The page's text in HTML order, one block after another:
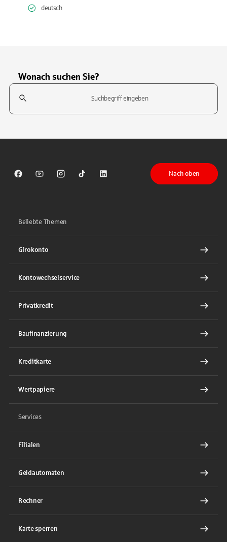
deutsch
Wonach suchen Sie?
Suchfeld
Sparkasse auf Facebook
Sparkasse auf Youtube
Sparkasse auf Instagram
Sparkasse auf TikTok
Sparkasse auf LinkedIn
Nach oben
Beliebte Themen
Girokonto
Kontowechselservice
Privatkredit
Baufinanzierung
Kreditkarte
Wertpapiere
Services
Filialen
Geldautomaten
Rechner
Karte sperren